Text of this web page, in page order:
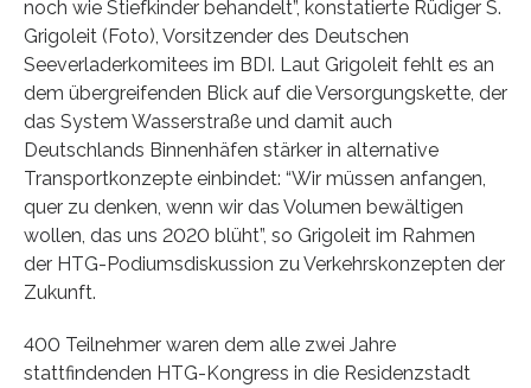
noch wie Stiefkinder behandelt”, konstatierte Rüdiger S.
Grigoleit (Foto), Vorsitzender des Deutschen
Seeverladerkomitees im BDI. Laut Grigoleit fehlt es an
dem übergreifenden Blick auf die Versorgungskette, der
das System Wasserstraße und damit auch
Deutschlands Binnenhäfen stärker in alternative
Transportkonzepte einbindet: “Wir müssen anfangen,
quer zu denken, wenn wir das Volumen bewältigen
wollen, das uns 2020 blüht”, so Grigoleit im Rahmen
der HTG-Podiumsdiskussion zu Verkehrskonzepten der
Zukunft.
400 Teilnehmer waren dem alle zwei Jahre
stattfindenden HTG-Kongress in die Residenzstadt